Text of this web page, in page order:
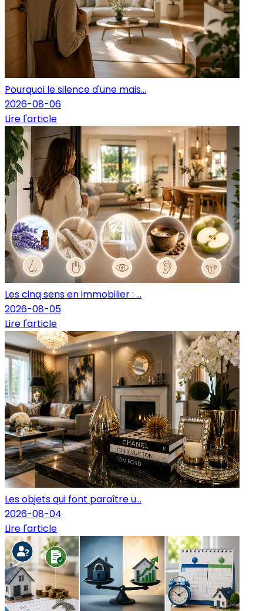
Pourquoi le silence d'une mais...
2026-08-06
Lire l'article
Les cinq sens en immobilier : ...
2026-08-05
Lire l'article
Les objets qui font paraître u...
2026-08-04
Lire l'article